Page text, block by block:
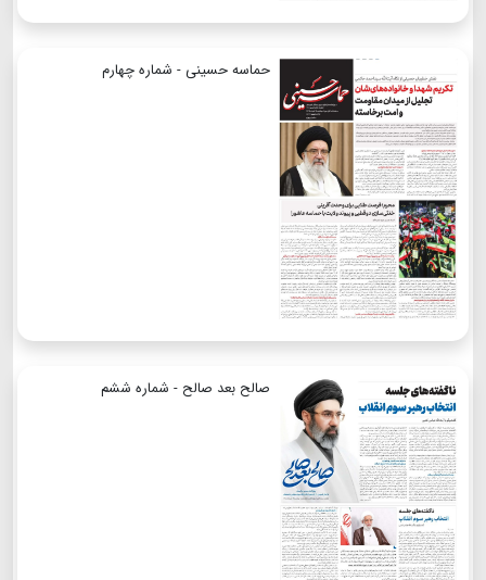
حماسه حسینی - شماره چهارم
صالح بعد صالح - شماره ششم